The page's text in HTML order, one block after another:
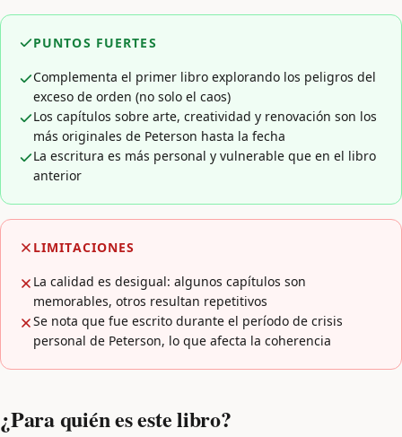
PUNTOS FUERTES
Complementa el primer libro explorando los peligros del
exceso de orden (no solo el caos)
Los capítulos sobre arte, creatividad y renovación son los
más originales de Peterson hasta la fecha
La escritura es más personal y vulnerable que en el libro
anterior
LIMITACIONES
La calidad es desigual: algunos capítulos son
memorables, otros resultan repetitivos
Se nota que fue escrito durante el período de crisis
personal de Peterson, lo que afecta la coherencia
¿Para quién es este libro?